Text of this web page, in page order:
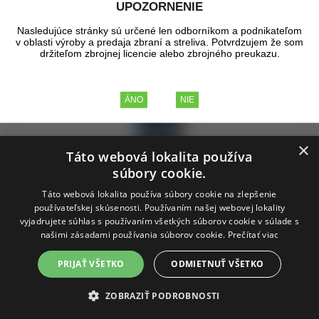
Čistič na zbrane GNP Gun Cleaner,
UPOZORNENIE
Nasledujúce stránky sú určené len odborníkom a podnikateľom
v oblasti výroby a predaja zbraní a streliva. Potvrdzujem že som
držiteľom zbrojnej licencie alebo zbrojného preukazu.
×
Táto webová lokalita používa
súbory cookie.
Táto webová lokalita používa súbory cookie na zlepšenie
používateľskej skúsenosti. Používaním našej webovej lokality
vyjadrujete súhlas s používaním všetkých súborov cookie v súlade s
našimi zásadami používania súborov cookie. Prečítať viac
PRIJAŤ VŠETKO ODMIETNUŤ VŠETKO
ZOBRAZIŤ PODROBNOSTI